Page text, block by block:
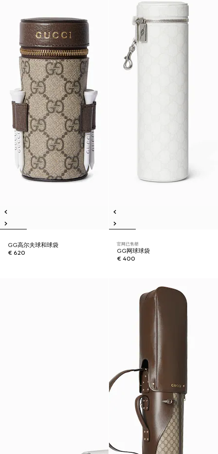
GG高尔夫球和球袋
€ 620
官网已售罄
GG网球球袋
€ 400